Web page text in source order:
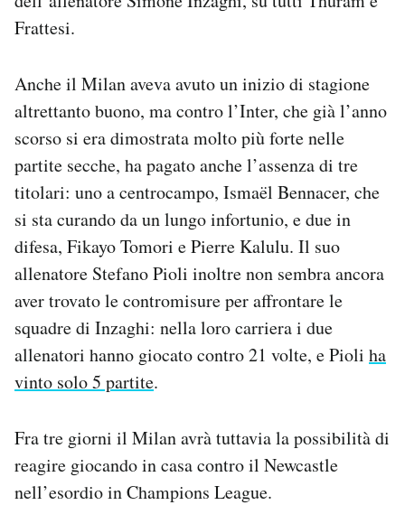
Frattesi.
Anche il Milan aveva avuto un inizio di stagione
altrettanto buono, ma contro l’Inter, che già l’anno
scorso si era dimostrata molto più forte nelle
partite secche, ha pagato anche l’assenza di tre
titolari: uno a centrocampo, Ismaël Bennacer, che
si sta curando da un lungo infortunio, e due in
difesa, Fikayo Tomori e Pierre Kalulu. Il suo
allenatore Stefano Pioli inoltre non sembra ancora
aver trovato le contromisure per affrontare le
squadre di Inzaghi: nella loro carriera i due
allenatori hanno giocato contro 21 volte, e Pioli ha
vinto solo 5 partite.
Fra tre giorni il Milan avrà tuttavia la possibilità di
reagire giocando in casa contro il Newcastle
nell’esordio in Champions League.